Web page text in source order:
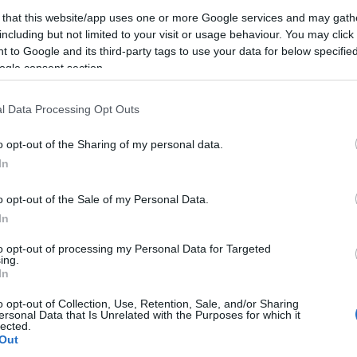
this website/app uses one or more Google services and may
but not limited to your visit or usage behaviour. You may
to Google and its third-party tags to use your data for below
consent section.
Data Processing Opt Outs
opt-out of the Sharing of my personal data.
opt-out of the Sale of my Personal Data.
opt-out of processing my Personal Data for Targeted
opt-out of Collection, Use, Retention, Sale, and/or Sharing
Data that Is Unrelated with the Purposes for which it
συμπληρώνεται σύμφωνα με το εγχειρίδιο
το οποίο έχει αναρτηθεί στον ως άνω
την προκήρυξη των θέσεων εργασίας,
η πιο Εύκολη Πιστοποίηση